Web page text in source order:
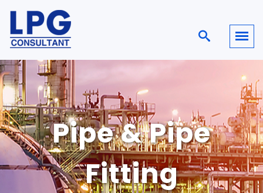
Pipe & Pipe
Fitting